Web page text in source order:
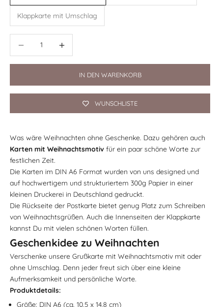
Klappkarte mit Umschlag
IN DEN WARENKORB
WUNSCHLISTE
Was wäre Weihnachten ohne Geschenke. Dazu gehören auch
Karten mit Weihnachtsmotiv für ein paar schöne Worte zur
festlichen Zeit.
Die Karten im DIN A6 Format wurden von uns designed und
auf hochwertigem und strukturiertem 300g Papier in einer
kleinen Druckerei in Deutschland gedruckt.
Die Rückseite der Postkarte bietet genug Platz zum Schreiben
von Weihnachtsgrüßen. Auch die Innenseiten der Klappkarte
kannst Du mit vielen schönen Worten füllen.
Geschenkidee zu Weihnachten
Verschenke unsere Grußkarte mit Weihnachtsmotiv mit oder
ohne Umschlag. Denn jeder freut sich über eine kleine
Aufmerksamkeit und persönliche Worte.
Produktdetails:
Größe: DIN A6 (ca. 10,5 x 14,8 cm)